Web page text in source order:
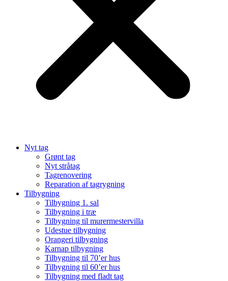
Nyt tag
Grønt tag
Nyt stråtag
Tagrenovering
Reparation af tagrygning
Tilbygning
Tilbygning 1. sal
Tilbygning i træ
Tilbygning til murermestervilla
Udestue tilbygning
Orangeri tilbygning
Karnap tilbygning
Tilbygning til 70’er hus
Tilbygning til 60’er hus
Tilbygning med fladt tag